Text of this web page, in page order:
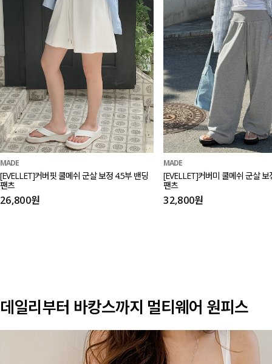
MADE
[EVELLET]커버핏 쿨메쉬 군살 보정 4.5부 밴딩
팬츠
26,800원
MADE
[EVELLET]커버미 쿨메쉬 군살
팬츠
32,800원
데일리부터 바캉스까지 멀티웨어 원피스